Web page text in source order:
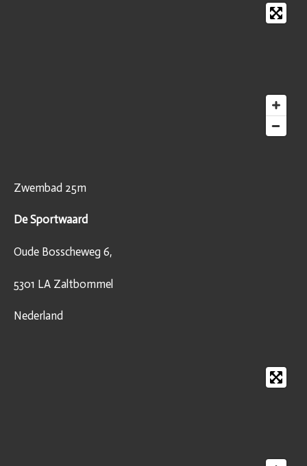
Zwembad 25m
De Sportwaard
Oude Bosscheweg 6,
5301 LA Zaltbommel
Nederland